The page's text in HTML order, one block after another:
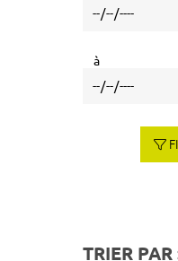
à
TRIER PAR